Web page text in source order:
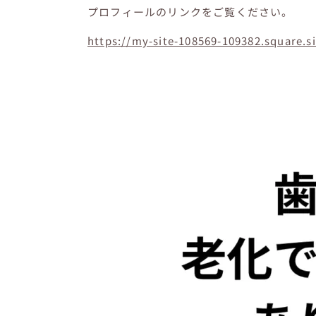
プロフィールのリンクをご覧ください。
https://my-site-108569-